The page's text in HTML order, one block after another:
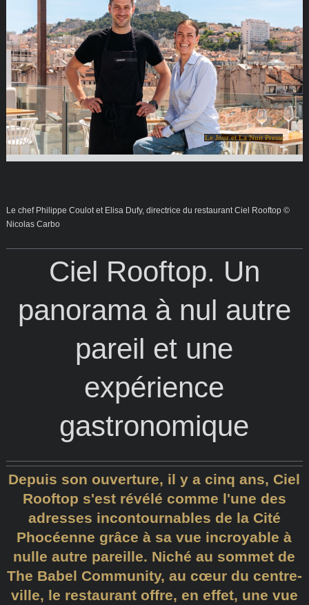
Le Jour et La Nuit Presse
Le chef Philippe Coulot et Elisa Dufy, directrice du restaurant Ciel Rooftop ©
Nicolas Carbo
Ciel Rooftop. Un
panorama à nul autre
pareil et une
expérience
gastronomique
Depuis son ouverture, il y a cinq ans, Ciel
Rooftop s'est révélé comme l'une des
adresses incontournables de la Cité
Phocéenne grâce à sa vue incroyable à
nulle autre pareille. Niché au sommet de
The Babel Community, au cœur du centre-
ville, le restaurant offre, en effet, une vue